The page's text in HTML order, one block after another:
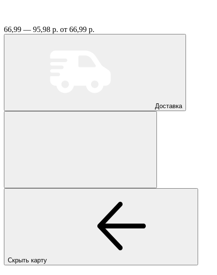
66,99 — 95,98 р. от 66,99 р.
Доставка
Скрыть карту